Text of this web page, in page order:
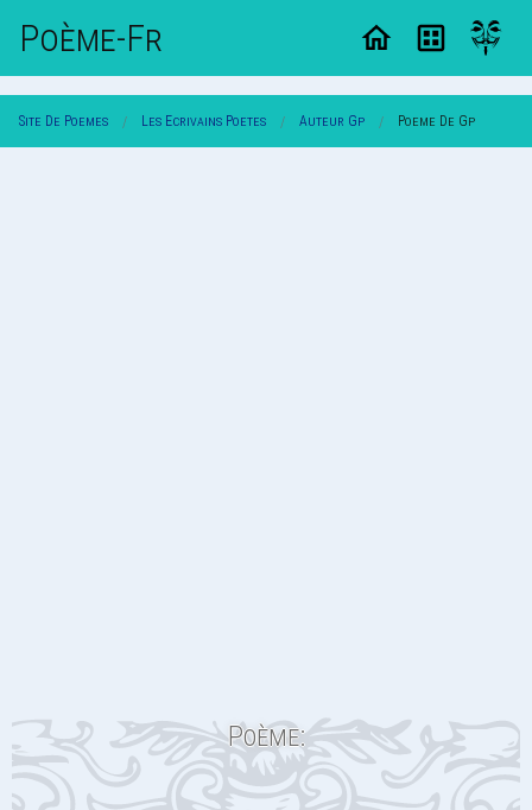
Poème-Fr
Site De Poemes Les Ecrivains Poetes Auteur Gp Poeme De Gp
Poème: